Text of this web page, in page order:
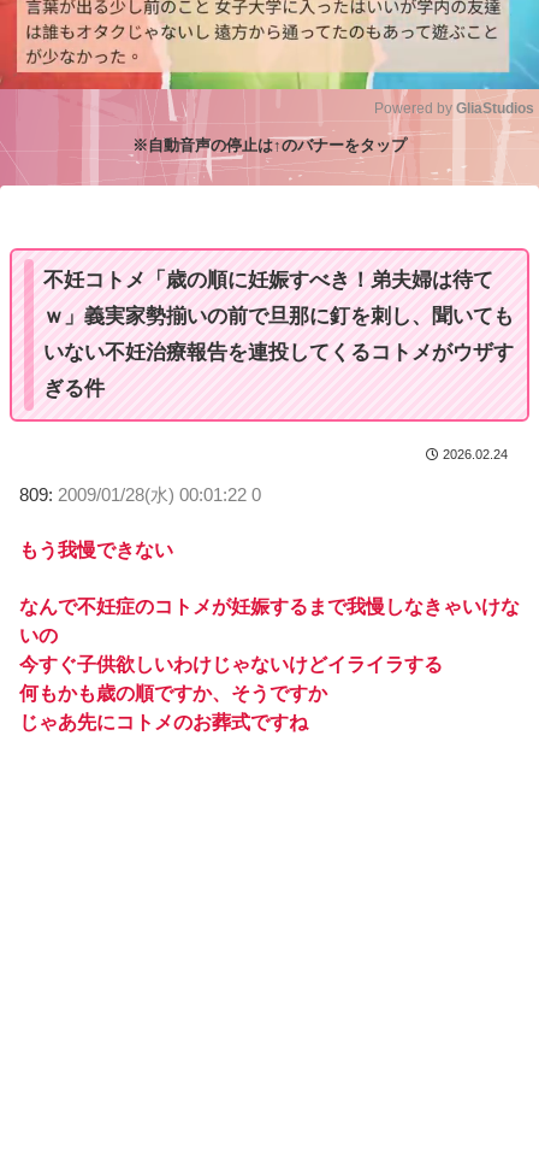
Powered by GliaStudios
※自動音声の停止は↑のバナーをタップ
不妊コトメ「歳の順に妊娠すべき！弟夫婦は待て
ｗ」義実家勢揃いの前で旦那に釘を刺し、聞いても
いない不妊治療報告を連投してくるコトメがウザす
ぎる件
2026.02.24
809: 2009/01/28(水) 00:01:22 0
もう我慢できない
なんで不妊症のコトメが妊娠するまで我慢しなきゃいけな
いの
今すぐ子供欲しいわけじゃないけどイライラする
何もかも歳の順ですか、そうですか
じゃあ先にコトメのお葬式ですね